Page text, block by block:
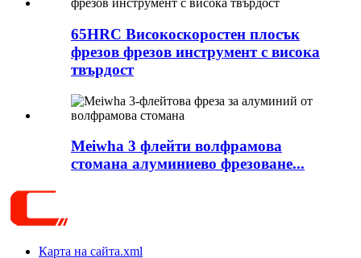
65HRC Високоскоростен плосък
фрезов фрезов инструмент с висока
твърдост
Meiwha 3 флейти волфрамова
стомана алуминиево фрезоване...
Карта на сайта.xml